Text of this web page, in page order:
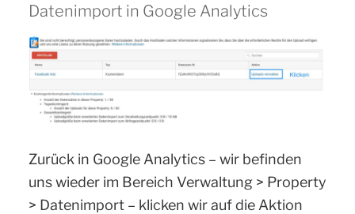
Datenimport in Google Analytics
Zurück in Google Analytics – wir befinden
uns wieder im Bereich Verwaltung > Property
> Datenimport – klicken wir auf die Aktion